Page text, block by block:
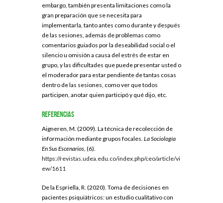
embargo, también presenta limitaciones como la
gran preparación que se necesita para
implementarla, tanto antes como durante y después
de las sesiones, además de problemas como
comentarios guiados por la deseabilidad social o el
silencio u omisión a causa del estrés de estar en
grupo, y las dificultades que puede presentar usted o
el moderador para estar pendiente de tantas cosas
dentro de las sesiones, como ver que todos
participen, anotar quien participó y qué dijo, etc.
Referencias
Aigneren, M. (2009). La técnica de recolección de
información mediante grupos focales. La Sociología
En Sus Escenarios, (6).
https://revistas.udea.edu.co/index.php/ceo/article/vi
ew/1611
De la Espriella, R. (2020). Toma de decisiones en
pacientes psiquiátricos: un estudio cualitativo con